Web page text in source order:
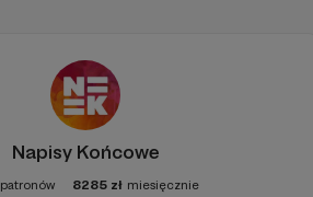
Napisy Końcowe
patronów 8285 zł miesięcznie